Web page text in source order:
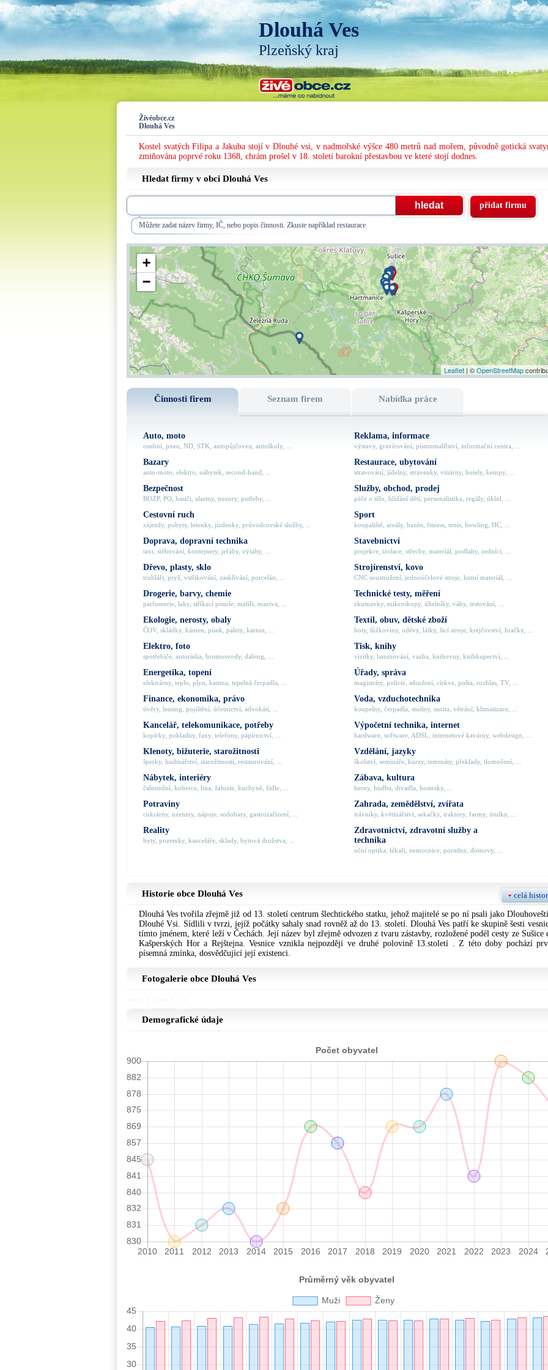
Dlouhá Ves
Plzeňský kraj
Živéobce.cz
Dlouhá Ves
Kostel svatých Filipa a Jakuba stojí v Dlouhé vsi, v nadmořské výšce 480 metrů nad mořem, původně gotická
zmiňována poprvé roku 1368, chrám prošel v 18. století barokní přestavbou ve které stojí dodnes.
Hledat firmy v obci Dlouhá Ves
Můžete zadat název firmy, IČ, nebo popis činnosti. Zkuste například restaurace
přidat firmu
+
−
Leaflet | ©OpenStreetMap
Činnosti firem Seznam firem Nabídka práce
Auto, moto
osobní, pneu, ND, STK, autopůjčovny, autoškoly, ...
Bazary
auto-moto, elektro, nábytek, second-hand, ...
Bezpečnost
BOZP, PO, hasiči, alarmy, trezory, potřeby, ...
Cestovní ruch
zájezdy, pobyty, letenky, jízdenky, průvodcovské služby, ...
Doprava, dopravní technika
taxi, stěhování, kontejnery, jeřáby, výtahy, ...
Dřevo, plasty, sklo
truhláři, pryž, vstřikování, zasklívání, porcelán, ...
Drogerie, barvy, chemie
parfumerie, laky, stříkací pistole, malíři, maziva, ...
Ekologie, nerosty, obaly
ČOV, skládky, kámen, písek, palety, karton, ...
Elektro, foto
spotřebiče, autorádia, hromosvody, dabing, ...
Energetika, topení
elektrárny, teplo, plyn, kamna, tepelná čerpadla, ...
Finance, ekonomika, právo
úvěry, leasing, pojištění, účetnictví, advokáti, ...
Kancelář, telekomunikace, potřeby
kopírky, pokladny, faxy, telefony, papírnictví, ...
Klenoty, bižuterie, starožitnosti
šperky, hodinářství, starožitnosti, restaurování, ...
Nábytek, interiéry
čalounění, koberce, lina, žaluzie, kuchyně, židle, ...
Potraviny
cukrárny, uzeniny, nápoje, sodobary, gastrozařízení, ...
Reality
byty, pozemky, kanceláře, sklady, bytová družstva, ...
Reklama, informace
výstavy, gravírování, písmomalířství, informační centra, ...
Restaurace, ubytování
stravování, jídelny, stravenky, vinárny, hotely, kempy, ...
Služby, obchod, prodej
péče o tělo, hlídání dětí, personalistika, regály, úklid, ...
Sport
koupaliště, areály, bazén, fitness, tenis, bowling, HC, ...
Stavebnictví
projekce, izolace, střechy, materiál, podlahy, zedníci, ...
Strojírenství, kovo
CNC soustružení, jednoúčelové stroje, hutní materiál, ...
Technické testy, měření
zkumavky, mikroskopy, úhelníky, váhy, testování, ...
Textil, obuv, dětské zboží
boty, lůžkoviny, oděvy, látky, šicí stroje, krejčovství, hračky, ...
Tisk, knihy
vizitky, laminování, vazba, knihovny, knihkupectví, ...
Úřady, správa
magistráty, policie, sdružení, církve, pošta, rozhlas, TV, ...
Voda, vzduchotechnika
koupelny, čerpadla, studny, sanita, větrání, klimatizace, ...
Výpočetní technika, internet
hardware, software, ADSL, internetové kavárny, webdesign, ...
Vzdělání, jazyky
školství, semináře, kurzy, internáty, překlady, tlumočení, ...
Zábava, kultura
herny, hudba, divadla, hostesky, ...
Zahrada, zemědělství, zvířata
trávníky, květinářství, sekačky, traktory, farmy, útulky, ...
Zdravotnictví, zdravotní služby a
technika
oční optika, lékaři, nemocnice, poradny, domovy, ...
Historie obce Dlouhá Ves celá
Dlouhá Ves tvořila zřejmě již od 13. století centrum šlechtického statku, jehož majitelé se po ní psali jako
Dlouhé Vsi. Sídlili v tvrzi, jejíž počátky sahaly snad rovněž až do 13. století. Dlouhá Ves patří ke skupině šesti
tímto jménem, které leží v Čechách. Její název byl zřejmě odvozen z tvaru zástavby, rozložené podél cesty ze Sušice
Kašperských Hor a Rejštejna. Vesnice vznikla nejpozději ve druhé polovině 13.století . Z této doby pochází
písemná zmínka, dosvědčující její existenci.
Fotogalerie obce Dlouhá Ves
Demografické údaje